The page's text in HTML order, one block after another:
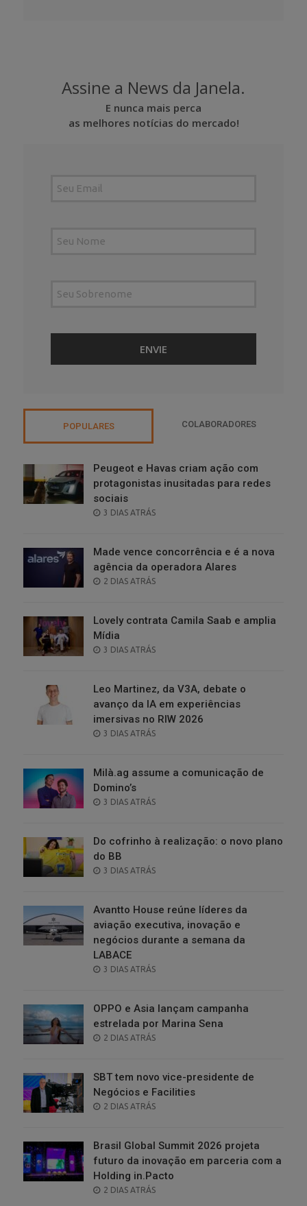
Assine a News da Janela.
E nunca mais perca
as melhores notícias do mercado!
POPULARES COLABORADORES
Peugeot e Havas criam ação com
protagonistas inusitadas para redes
sociais
POSTED
3 DIAS ATRÁS
Made vence concorrência e é a nova
agência da operadora Alares
POSTED
2 DIAS ATRÁS
Lovely contrata Camila Saab e amplia
Mídia
POSTED
3 DIAS ATRÁS
Leo Martinez, da V3A, debate o
avanço da IA em experiências
imersivas no RIW 2026
POSTED
3 DIAS ATRÁS
Milà.ag assume a comunicação de
Domino’s
POSTED
3 DIAS ATRÁS
Do cofrinho à realização: o novo plano
do BB
POSTED
3 DIAS ATRÁS
Avantto House reúne líderes da
aviação executiva, inovação e
negócios durante a semana da
LABACE
POSTED
3 DIAS ATRÁS
OPPO e Asia lançam campanha
estrelada por Marina Sena
POSTED
2 DIAS ATRÁS
SBT tem novo vice-presidente de
Negócios e Facilities
POSTED
2 DIAS ATRÁS
Brasil Global Summit 2026 projeta
futuro da inovação em parceria com a
Holding in.Pacto
POSTED
2 DIAS ATRÁS